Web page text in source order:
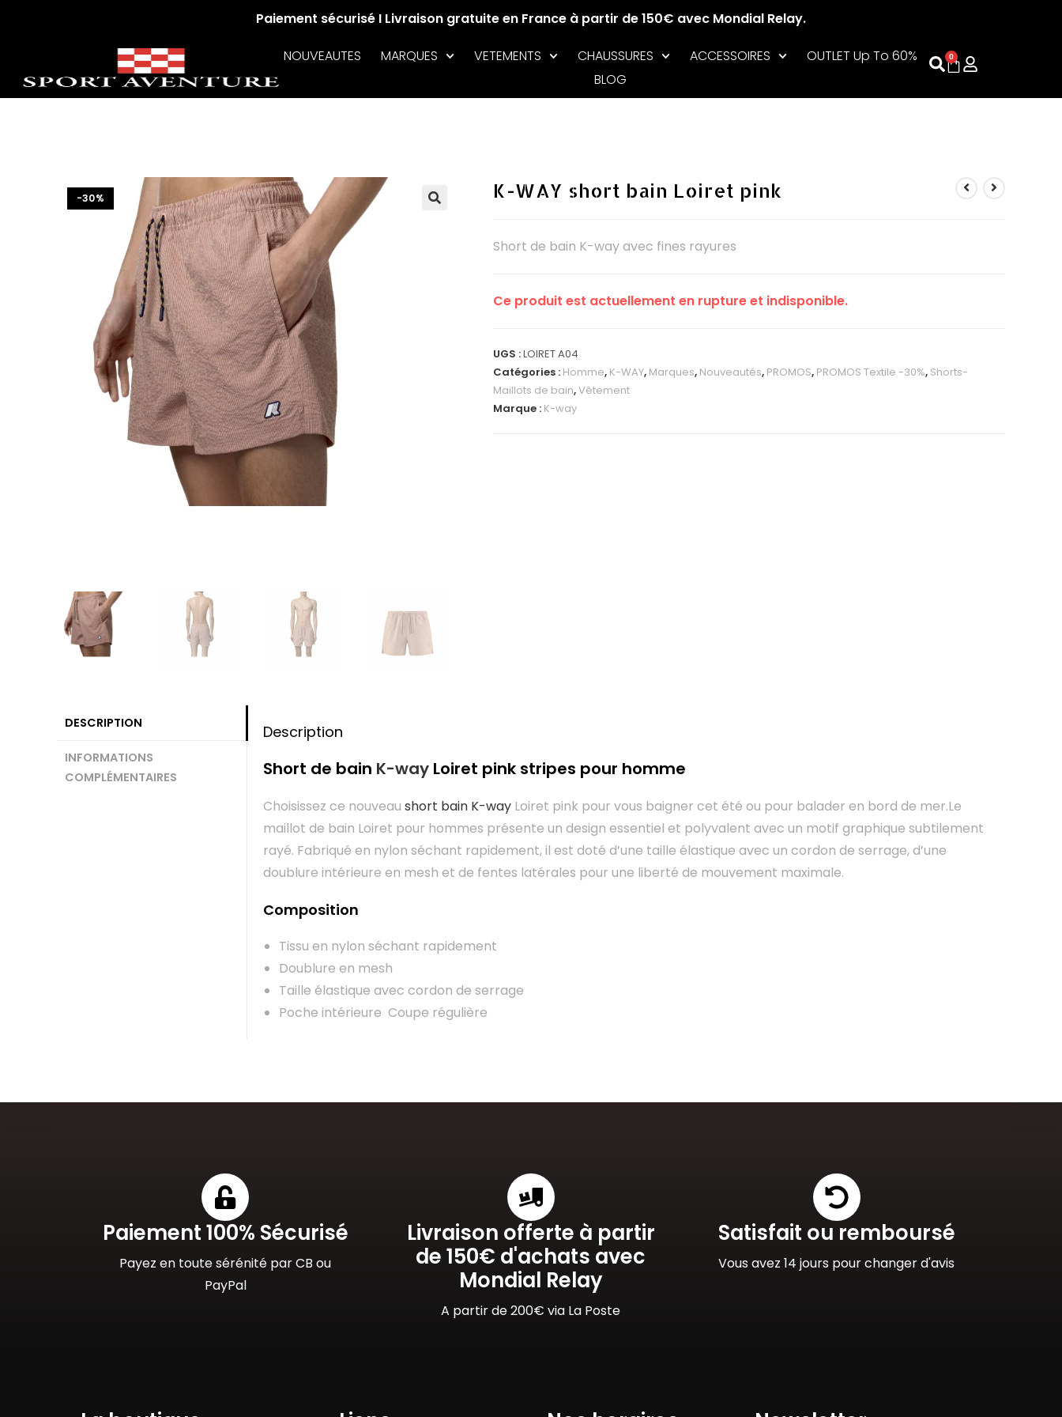
Paiement sécurisé I Livraison gratuite en France à partir de 150€ avec Mondial Relay.
NOUVEAUTES MARQUES VETEMENTS CHAUSSURES ACCESSOIRES
OUTLET Up To 60%
BLOG
0
-30% K-WAY short bain Loiret pink
Short de bain K-way avec fines rayures
Ce produit est actuellement en rupture et indisponible.
UGS :LOIRET A04
Catégories : Homme, K-WAY, Marques, Nouveautés, PROMOS, PROMOS Textile -30%, Shorts-
Maillots de bain,Vêtement
Marque : K-way
DESCRIPTION
INFORMATIONS
COMPLÉMENTAIRES
Description
Short de bain K-way Loiret pink stripes pour homme
Choisissez ce nouveau short bain K-way Loiret pink pour vous baigner cet été ou pour balader en bord de mer.Le
maillot de bain Loiret pour hommes présente un design essentiel et polyvalent avec un motif graphique subtilement
rayé. Fabriqué en nylon séchant rapidement, il est doté d’une taille élastique avec un cordon de serrage, d’une
doublure intérieure en mesh et de fentes latérales pour une liberté de mouvement maximale.
Composition
Tissu en nylon séchant rapidement
Doublure en mesh
Taille élastique avec cordon de serrage
Poche intérieure Coupe régulière
Paiement 100% Sécurisé
Payez en toute sérénité par CB ou
PayPal
Livraison offerte à partir
de 150€ d'achats avec
Mondial Relay
A partir de 200€ via La Poste
Satisfait ou remboursé
Vous avez 14 jours pour changer d'avis